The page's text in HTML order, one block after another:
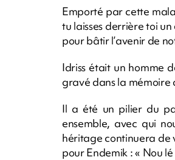
Emporté par cette
tu laisses derrière toi
pour bâtir l’avenir de
Idriss était un homme
gravé dans la mémoire
Il a été un pilier du
ensemble, avec qui
héritage continuera de
pour Endemik : « Nou